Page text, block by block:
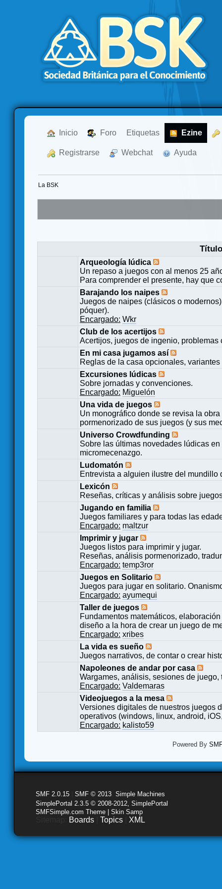
Inicio Foro Etiquetas Ezine
Registrarse Webchat Ayuda
La BSK
Título
Arqueología lúdica
Un repaso a juegos con al menos 25
Para comprender el presente, hay que
Barajando los naipes
Juegos de naipes (clásicos o
póquer).
Encargado: Wkr
Club de los acertijos
Acertijos, juegos de ingenio,
En mi casa jugamos así
Reglas de la casa opcionales,
Excursiones lúdicas
Sobre jornadas y convenciones.
Encargado: Miguelón
Una vida de juegos
Un monográfico donde se revisa la
pormenorizado de sus juegos (y sus
Universo Crowdfunding
Sobre las últimas novedades lúdicas
micromecenazgo.
Ludomatón
Entrevista a alguien ilustre del mundillo
Lexicón
Reseñas, críticas y análisis sobre
Jugando en familia
Juegos familiares y para todas las
Encargado: maltzur
Imprimir y jugar
Juegos listos para imprimir y jugar.
Reseñas, análisis pormenorizado,
Encargado: temp3ror
Juegos en Solitario
Juegos para jugar en solitario.
Encargado: ayumequi
Taller de juegos
Fundamentos matemáticos,
diseño a la hora de crear un juego de
Encargado: xribes
La vida es sueño
Juegos narrativos, de contar o crear
Napoleones de andar por casa
Wargames, análisis, sesiones de
Encargado: Valdemaras
Videojuegos a la mesa
Versiones digitales de nuestros juegos
operativos (windows, linux, android,
Encargado: kalisto59
Powered By
SMF 2.0.15 SMF © 2013 Simple Machines
SimplePortal 2.3.5 © 2008-2012, SimplePortal
SMFSimple.com Theme | Skin Samp
Boards Topics XML